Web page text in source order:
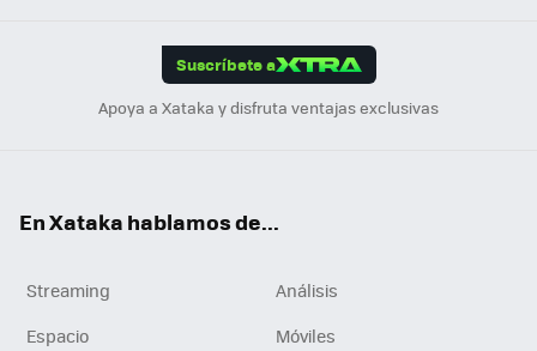
Suscríbete a
Apoya a Xataka y disfruta ventajas exclusivas
En Xataka hablamos de...
Streaming
Análisis
Espacio
Móviles